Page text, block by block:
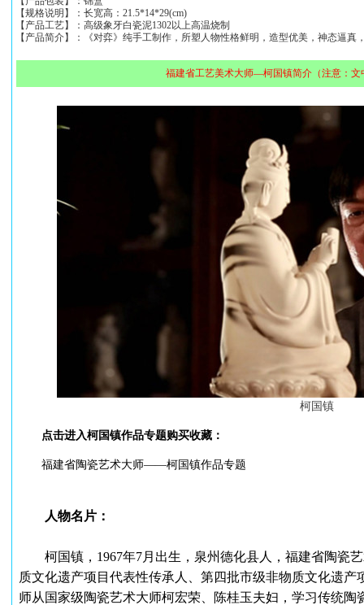
【规格说明】：长宽高：21.5*14*29(cm)
【产品工艺】：高级象牙白瓷泥1302以上高温烧制
【产品简介】：《对弈》纯手工制作，所塑人物性格鲜明，造型优美，神态逼真
福建省工艺美术大师—柯国镇简介（注意：文
柯国镇
点击进入柯国镇作品专题购买收藏：
福建省陶瓷艺术大师——柯国镇作品专题
人物名片：
柯国镇，1967年7月出生，泉州德化县人，福建省陶瓷
质文化遗产项目代表性传承人、第四批市级非物质文化遗产
师从国家级陶瓷艺术大师柯宏荣、陈桂玉夫妇，学习传统